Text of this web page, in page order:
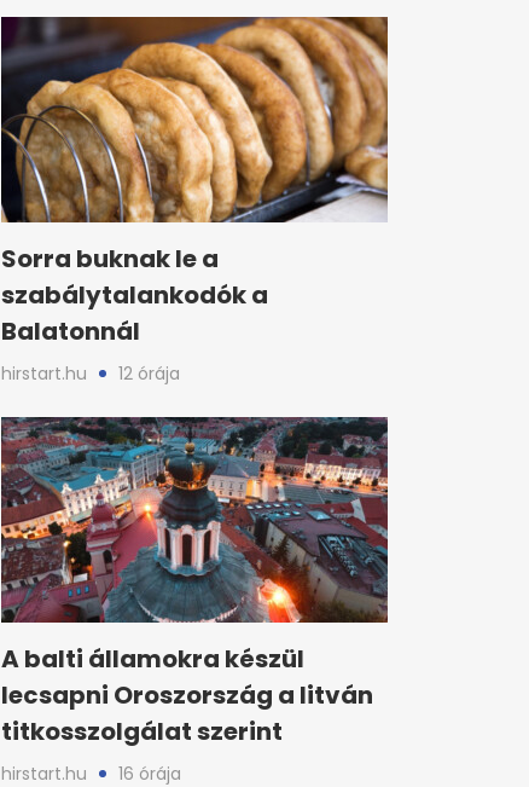
Sorra buknak le a
szabálytalankodók a
Balatonnál
hirstart.hu 12 órája
A balti államokra készül
lecsapni Oroszország a litván
titkosszolgálat szerint
hirstart.hu 16 órája